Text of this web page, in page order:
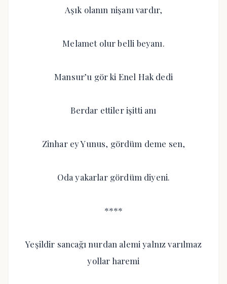
Aşık olanın nişanı vardır,
Melamet olur belli beyanı.
Mansur’u gör ki Enel Hak dedi
Berdar ettiler işitti anı
Zinhar ey Yunus, gördüm deme sen,
Oda yakarlar gördüm diyeni.
****
Yeşildir sancağı nurdan alemi yalnız varılmaz
yollar haremi